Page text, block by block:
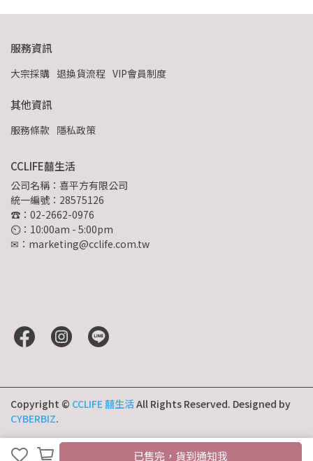
已售完，貨到通知我
服務資訊
大宗採購 退換貨流程 VIP會員制度
其他資訊
服務條款 隱私政策
CCLIFE囍生活
公司名稱：喜平方有限公司
統一編號：28575126
☎：02-2662-0976
⏲︎：10:00am - 5:00pm
✉：marketing@cclife.com.tw
Copyright © CCLIFE 囍生活All Rights Reserved. Designed by
CYBERBIZ.